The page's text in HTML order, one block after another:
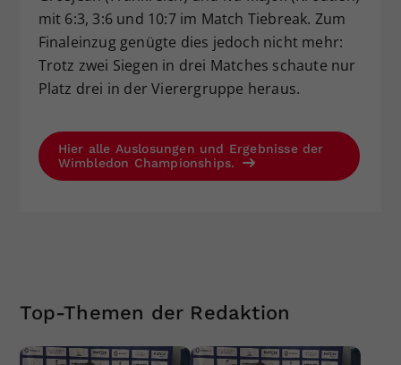
mit 6:3, 3:6 und 10:7 im Match Tiebreak. Zum
Finaleinzug genügte dies jedoch nicht mehr:
Trotz zwei Siegen in drei Matches schaute nur
Platz drei in der Vierergruppe heraus.
Hier alle Auslosungen und Ergebnisse der
Wimbledon Championships.
Top-Themen der Redaktion